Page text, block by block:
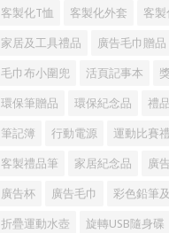
客製化T恤 客製化外套 客製
家居及工具禮品 廣告毛巾贈品
毛巾布小圍兜 活頁記事本
環保筆贈品 環保紀念品 禮
筆記簿 行動電源 運動比賽
客製禮品筆 家居紀念品 廣
廣告杯 廣告毛巾 彩色鉛筆
折疊運動水壺 旋轉USB隨身碟